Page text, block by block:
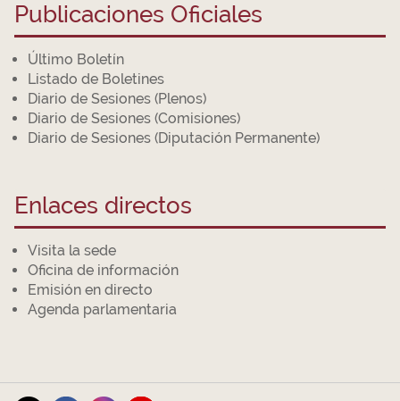
Publicaciones Oficiales
Último Boletín
Listado de Boletines
Diario de Sesiones (Plenos)
Diario de Sesiones (Comisiones)
Diario de Sesiones (Diputación Permanente)
Enlaces directos
Visita la sede
Oficina de información
Emisión en directo
Agenda parlamentaria